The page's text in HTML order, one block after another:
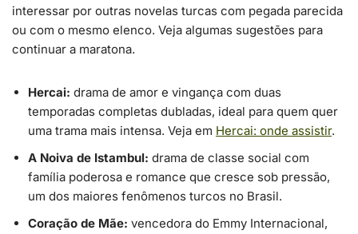
interessar por outras novelas turcas com pegada parecida
ou com o mesmo elenco. Veja algumas sugestões para
continuar a maratona.
Hercai: drama de amor e vingança com duas
temporadas completas dubladas, ideal para quem quer
uma trama mais intensa. Veja em Hercai: onde assistir.
A Noiva de Istambul: drama de classe social com
família poderosa e romance que cresce sob pressão,
um dos maiores fenômenos turcos no Brasil.
Coração de Mãe: vencedora do Emmy Internacional,